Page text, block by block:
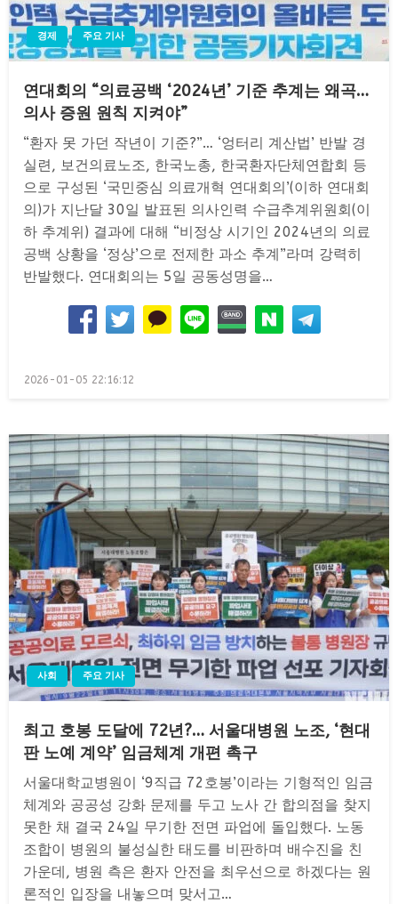
경제 주요 기사
연대회의 “의료공백 ‘2024년’ 기준 추계는 왜곡…
의사 증원 원칙 지켜야”
“환자 못 가던 작년이 기준?”… ‘엉터리 계산법’ 반발 경
실련, 보건의료노조, 한국노총, 한국환자단체연합회 등
으로 구성된 ‘국민중심 의료개혁 연대회의’(이하 연대회
의)가 지난달 30일 발표된 의사인력 수급추계위원회(이
하 추계위) 결과에 대해 “비정상 시기인 2024년의 의료
공백 상황을 ‘정상’으로 전제한 과소 추계”라며 강력히
반발했다. 연대회의는 5일 공동성명을…
Posted
2026-01-05 22:16:12
사회 주요 기사
최고 호봉 도달에 72년?… 서울대병원 노조, ‘현대
판 노예 계약’ 임금체계 개편 촉구
서울대학교병원이 ‘9직급 72호봉’이라는 기형적인 임금
체계와 공공성 강화 문제를 두고 노사 간 합의점을 찾지
못한 채 결국 24일 무기한 전면 파업에 돌입했다. 노동
조합이 병원의 불성실한 태도를 비판하며 배수진을 친
가운데, 병원 측은 환자 안전을 최우선으로 하겠다는 원
론적인 입장을 내놓으며 맞서고…